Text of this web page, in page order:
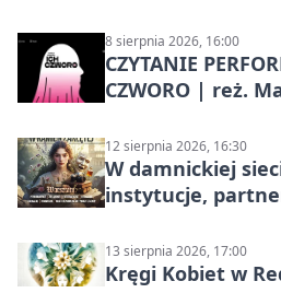
8 sierpnia 2026, 16:00
CZYTANIE
CZWORO | reż.
12 sierpnia 2026, 16:30
W damnickiej
instytucje,
13 sierpnia 2026, 17:00
Kręgi Kobiet w